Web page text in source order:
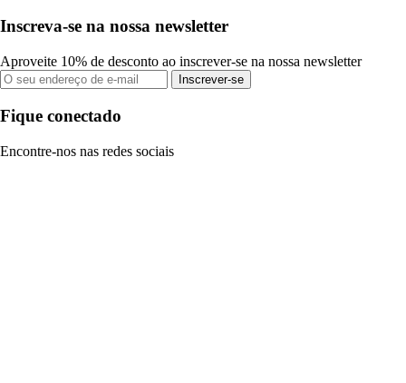
Inscreva-se na nossa newsletter
Aproveite 10% de desconto ao inscrever-se na nossa newsletter
Inscrever-se
Fique conectado
Encontre-nos nas redes sociais